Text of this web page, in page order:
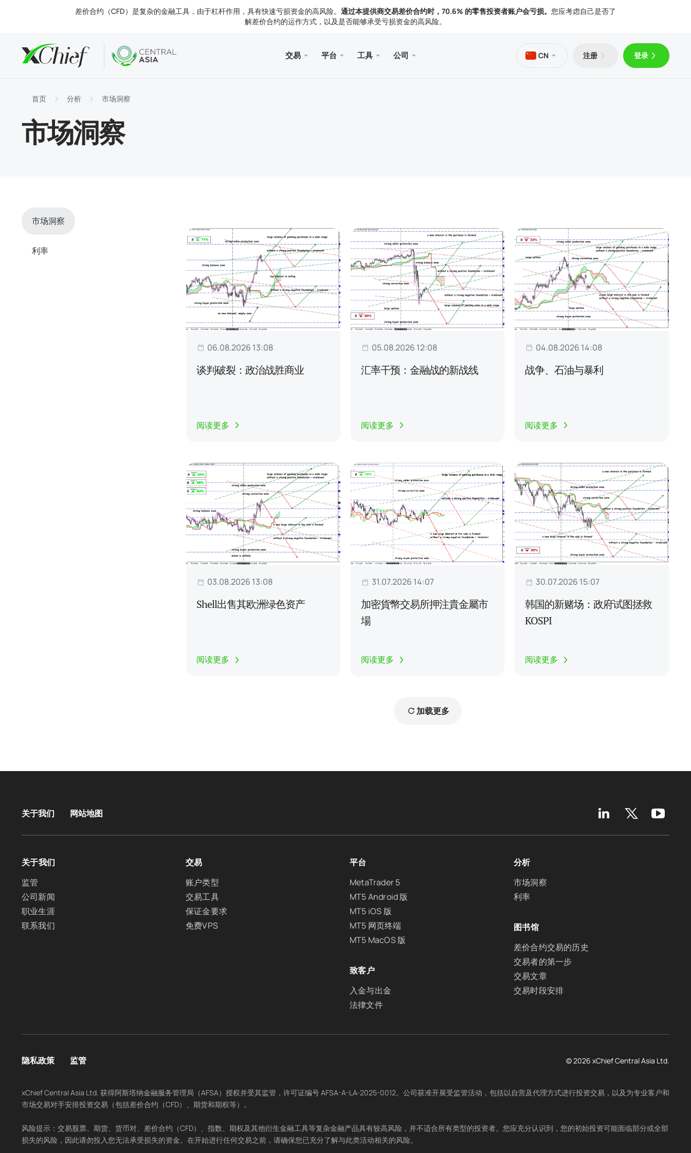
差价合约（CFD）是复杂的金融工具，由于杠杆作用，具有快速亏损资金的高风险。 通过本提供商交易差价合约时，70.6% 的零售投资者账户会亏损。 您应考虑自己是否了
解差价合约的运作方式，以及是否能够承受亏损资金的高风险。
交易 平台 工具 公司 CN 注册 登录
首页 分析 市场洞察
市场洞察
市场洞察
利率
06.08.2026 13:08
谈判破裂：政治战胜商业
阅读更多
05.08.2026 12:08
汇率干预：金融战的新战线
阅读更多
04.08.2026 14:08
战争、石油与暴利
阅读更多
03.08.2026 13:08
Shell出售其欧洲绿色资产
阅读更多
31.07.2026 14:07
加密貨幣交易所押注貴金屬市
場
阅读更多
30.07.2026 15:07
韩国的新赌场：政府试图拯救
KOSPI
阅读更多
加载更多
关于我们 网站地图
关于我们
监管
公司新闻
职业生涯
联系我们
交易
账户类型
交易工具
保证金要求
免费VPS
平台
MetaTrader 5
MT5 Android 版
MT5 iOS 版
MT5 网页终端
MT5 MacOS 版
致客户
入金与出金
法律文件
分析
市场洞察
利率
图书馆
差价合约交易的历史
交易者的第一步
交易文章
交易时段安排
隐私政策 监管 © 2026 xChief Central Asia Ltd.
xChief Central Asia Ltd. 获得阿斯塔纳金融服务管理局（AFSA）授权并受其监管，许可证编号 AFSA-A-LA-2025-0012。公司获准开展受监管活动，包括以自营及代理方式进行投资交易，以及为专业客户和
市场交易对手安排投资交易（包括差价合约（CFD）、期货和期权等）。
风险提示：交易股票、期货、货币对、差价合约（CFD）、指数、期权及其他衍生金融工具等复杂金融产品具有较高风险，并不适合所有类型的投资者。您应充分认识到，您的初始投资可能面临部分或全部
损失的风险，因此请勿投入您无法承受损失的资金。在开始进行任何交易之前，请确保您已充分了解与此类活动相关的风险。